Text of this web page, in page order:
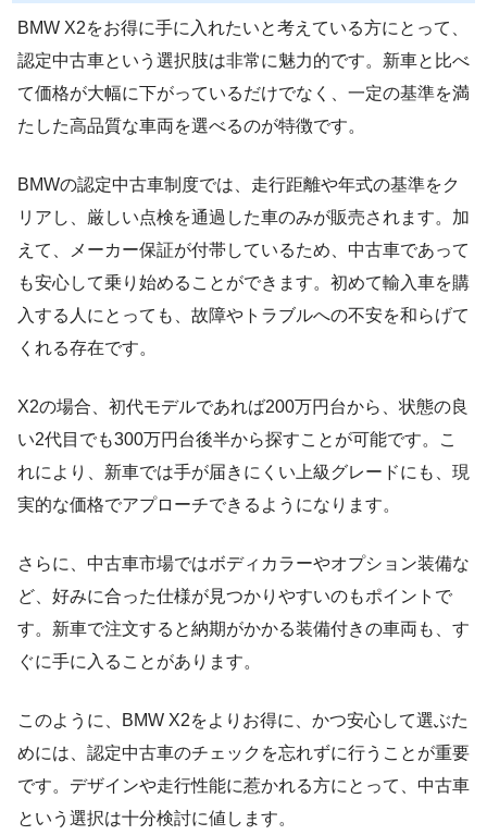
BMW X2をお得に手に入れたいと考えている方にとって、
認定中古車という選択肢は非常に魅力的です。新車と比べ
て価格が大幅に下がっているだけでなく、一定の基準を満
たした高品質な車両を選べるのが特徴です。
BMWの認定中古車制度では、走行距離や年式の基準をク
リアし、厳しい点検を通過した車のみが販売されます。加
えて、メーカー保証が付帯しているため、中古車であって
も安心して乗り始めることができます。初めて輸入車を購
入する人にとっても、故障やトラブルへの不安を和らげて
くれる存在です。
X2の場合、初代モデルであれば200万円台から、状態の良
い2代目でも300万円台後半から探すことが可能です。こ
れにより、新車では手が届きにくい上級グレードにも、現
実的な価格でアプローチできるようになります。
さらに、中古車市場ではボディカラーやオプション装備な
ど、好みに合った仕様が見つかりやすいのもポイントで
す。新車で注文すると納期がかかる装備付きの車両も、す
ぐに手に入ることがあります。
このように、BMW X2をよりお得に、かつ安心して選ぶた
めには、認定中古車のチェックを忘れずに行うことが重要
です。デザインや走行性能に惹かれる方にとって、中古車
という選択は十分検討に値します。